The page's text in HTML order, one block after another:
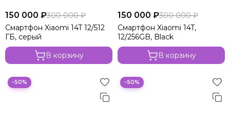
150 000 ₽300 000 ₽
Смартфон Xiaomi 14T 12/512
ГБ, серый
В корзину
150 000 ₽300 000 ₽
Смартфон Xiaomi 14T,
12/256GB, Black
В корзину
−50% −50%